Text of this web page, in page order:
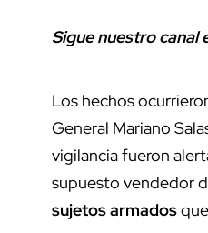
Sigue nuestro canal
Los hechos
General Mariano
vigilancia fueron
supuesto vendedor
sujetos armados